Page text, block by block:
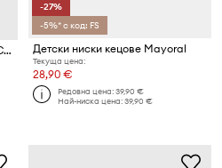
Детски ниски кецове Vans UY Classic Slip-On VN000ZBUEO01
-27%
-5%* с код: FS
Детски ниски кецове Mayoral
Текуща цена:
28,90 €
Редовна цена:39,90 €
Най-ниска цена:39,90 €